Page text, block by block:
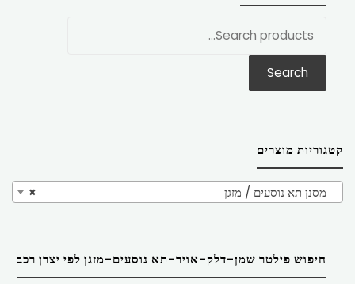
Search
קטגוריות מוצרים
× מסנן תא נוסעים / מזגן
חיפוש פילטר שמן-דלק-אויר-תא נוסעים-מזגן לפי יצרן רכב